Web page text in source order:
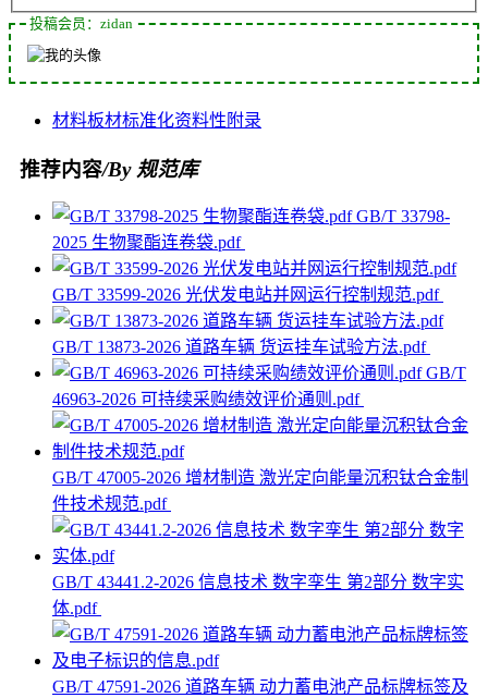
投稿会员：zidan
材料板材标准化资料性 附录
推荐内容/By 规范库
GB/T 33798-
2025 生物聚酯连卷袋.pdf
GB/T 33599-2026 光伏发电站并网运行控制规范.pdf
GB/T 13873-2026 道路车辆 货运挂车试验方法.pdf
GB/T
46963-2026 可持续采购绩效评价通则.pdf
GB/T 47005-2026 增材制造 激光定向能量沉积钛合金制
件技术规范.pdf
GB/T 43441.2-2026 信息技术 数字孪生 第2部分 数字实
体.pdf
GB/T 47591-2026 道路车辆 动力蓄电池产品标牌标签及